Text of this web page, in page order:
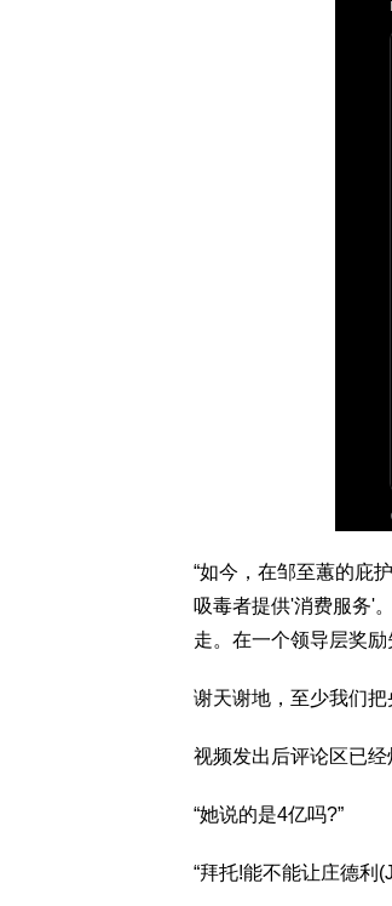
“如今，在邹至蕙的庇
吸毒者提供'消费服务'
走。在一个领导层奖
谢天谢地，至少我们
视频发出后评论区已经
“她说的是4亿吗?”
“拜托!能不能让庄德利